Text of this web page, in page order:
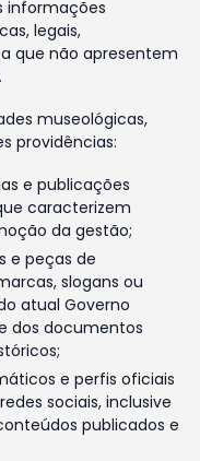
informações
legais,
que não apresentem
museológicas,
providências:
e publicações
caracterizem
da gestão;
e peças de
slogans ou
atual Governo
dos documentos
e perfis oficiais
sociais, inclusive
publicados e